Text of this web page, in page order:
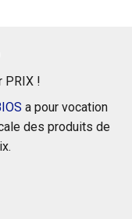
PRIX !
a pour vocation
des produits de